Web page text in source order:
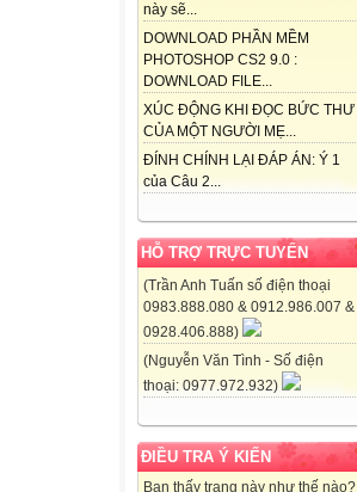
này sẽ...
DOWNLOAD PHẦN MỀM
PHOTOSHOP CS2 9.0 :
DOWNLOAD FILE...
XÚC ĐỘNG KHI ĐỌC BỨC THƯ
CỦA MỘT NGƯỜI MẸ...
ĐÍNH CHÍNH LẠI ĐÁP ÁN: Ý 1
của Câu 2...
HỖ TRỢ TRỰC TUYẾN
(Trần Anh Tuấn số điện thoại
0983.888.080 & 0912.986.007 &
0928.406.888)
(Nguyễn Văn Tình - Số điện
thoại: 0977.972.932)
ĐIỀU TRA Ý KIẾN
Bạn thấy trang này như thế nào?